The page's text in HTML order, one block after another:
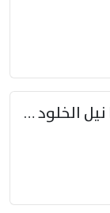
فصبرا في مجال الموت صبرا … فما نيل الخلود بمستطاع